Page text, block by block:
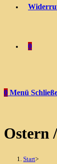
0
0 Menü
Ostern
Start>